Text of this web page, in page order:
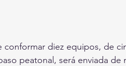
diez equipos, de
peatonal, será enviada de